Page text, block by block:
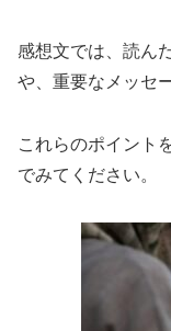
感想文では、読ん
や、重要なメッセ
これらのポイント
でみてください。